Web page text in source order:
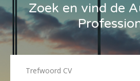
Zoek en vind de